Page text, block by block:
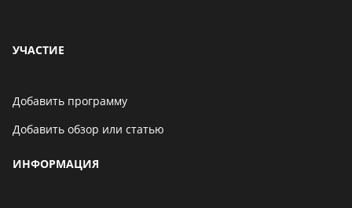
УЧАСТИЕ
Добавить программу
Добавить обзор или статью
ИНФОРМАЦИЯ